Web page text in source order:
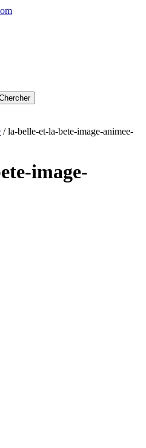
/ la-belle-et-la-bete-image-animee-
image-